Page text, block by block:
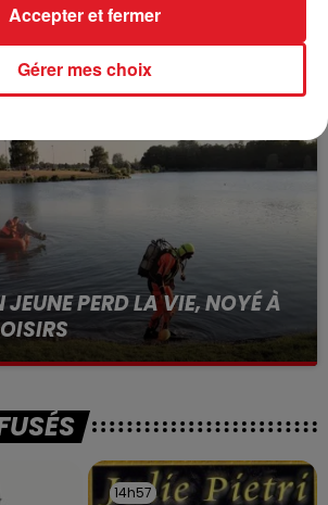
POUR HOMICIDE
EN COURS, APRÈS LA...
éléments, le logement servait
PERD LA VIE, NOYÉ À
à pic
14h57
14h57
Gérer mes choix
Accepter et fermer